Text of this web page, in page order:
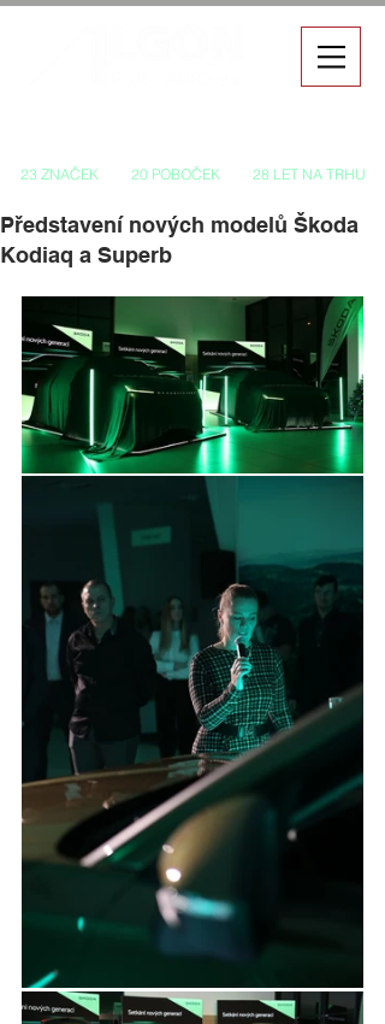
23 ZNAČEK 20 POBOČEK 28 LET NA TRHU
Představení nových modelů Škoda
Kodiaq a Superb